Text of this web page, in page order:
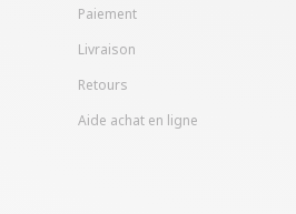
Paiement
Livraison
Retours
Aide achat en ligne